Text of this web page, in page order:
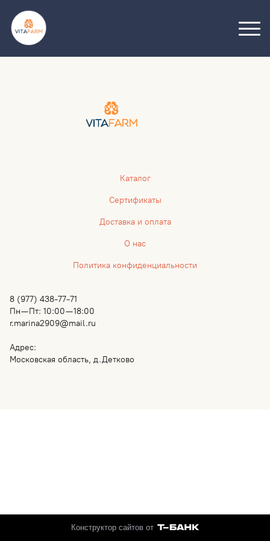
Каталог
Сертификаты
Доставка и оплата
О нас
Политика конфиденциальности
8 (977) 438-77-71
Пн—Пт: 10:00—18:00
r.marina2909@mail.ru
Адрес:
Московская область, д.Детково
Конструктор сайтов от